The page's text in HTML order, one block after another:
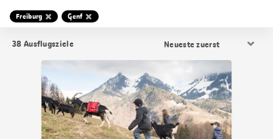
Freiburg Genf
38 Ausflugsziele
Sortierung